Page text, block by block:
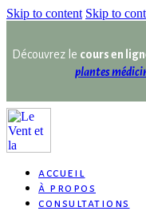
Skip to content Skip to
Découvrez le cours en
plantes
accueil
à propos
consultations